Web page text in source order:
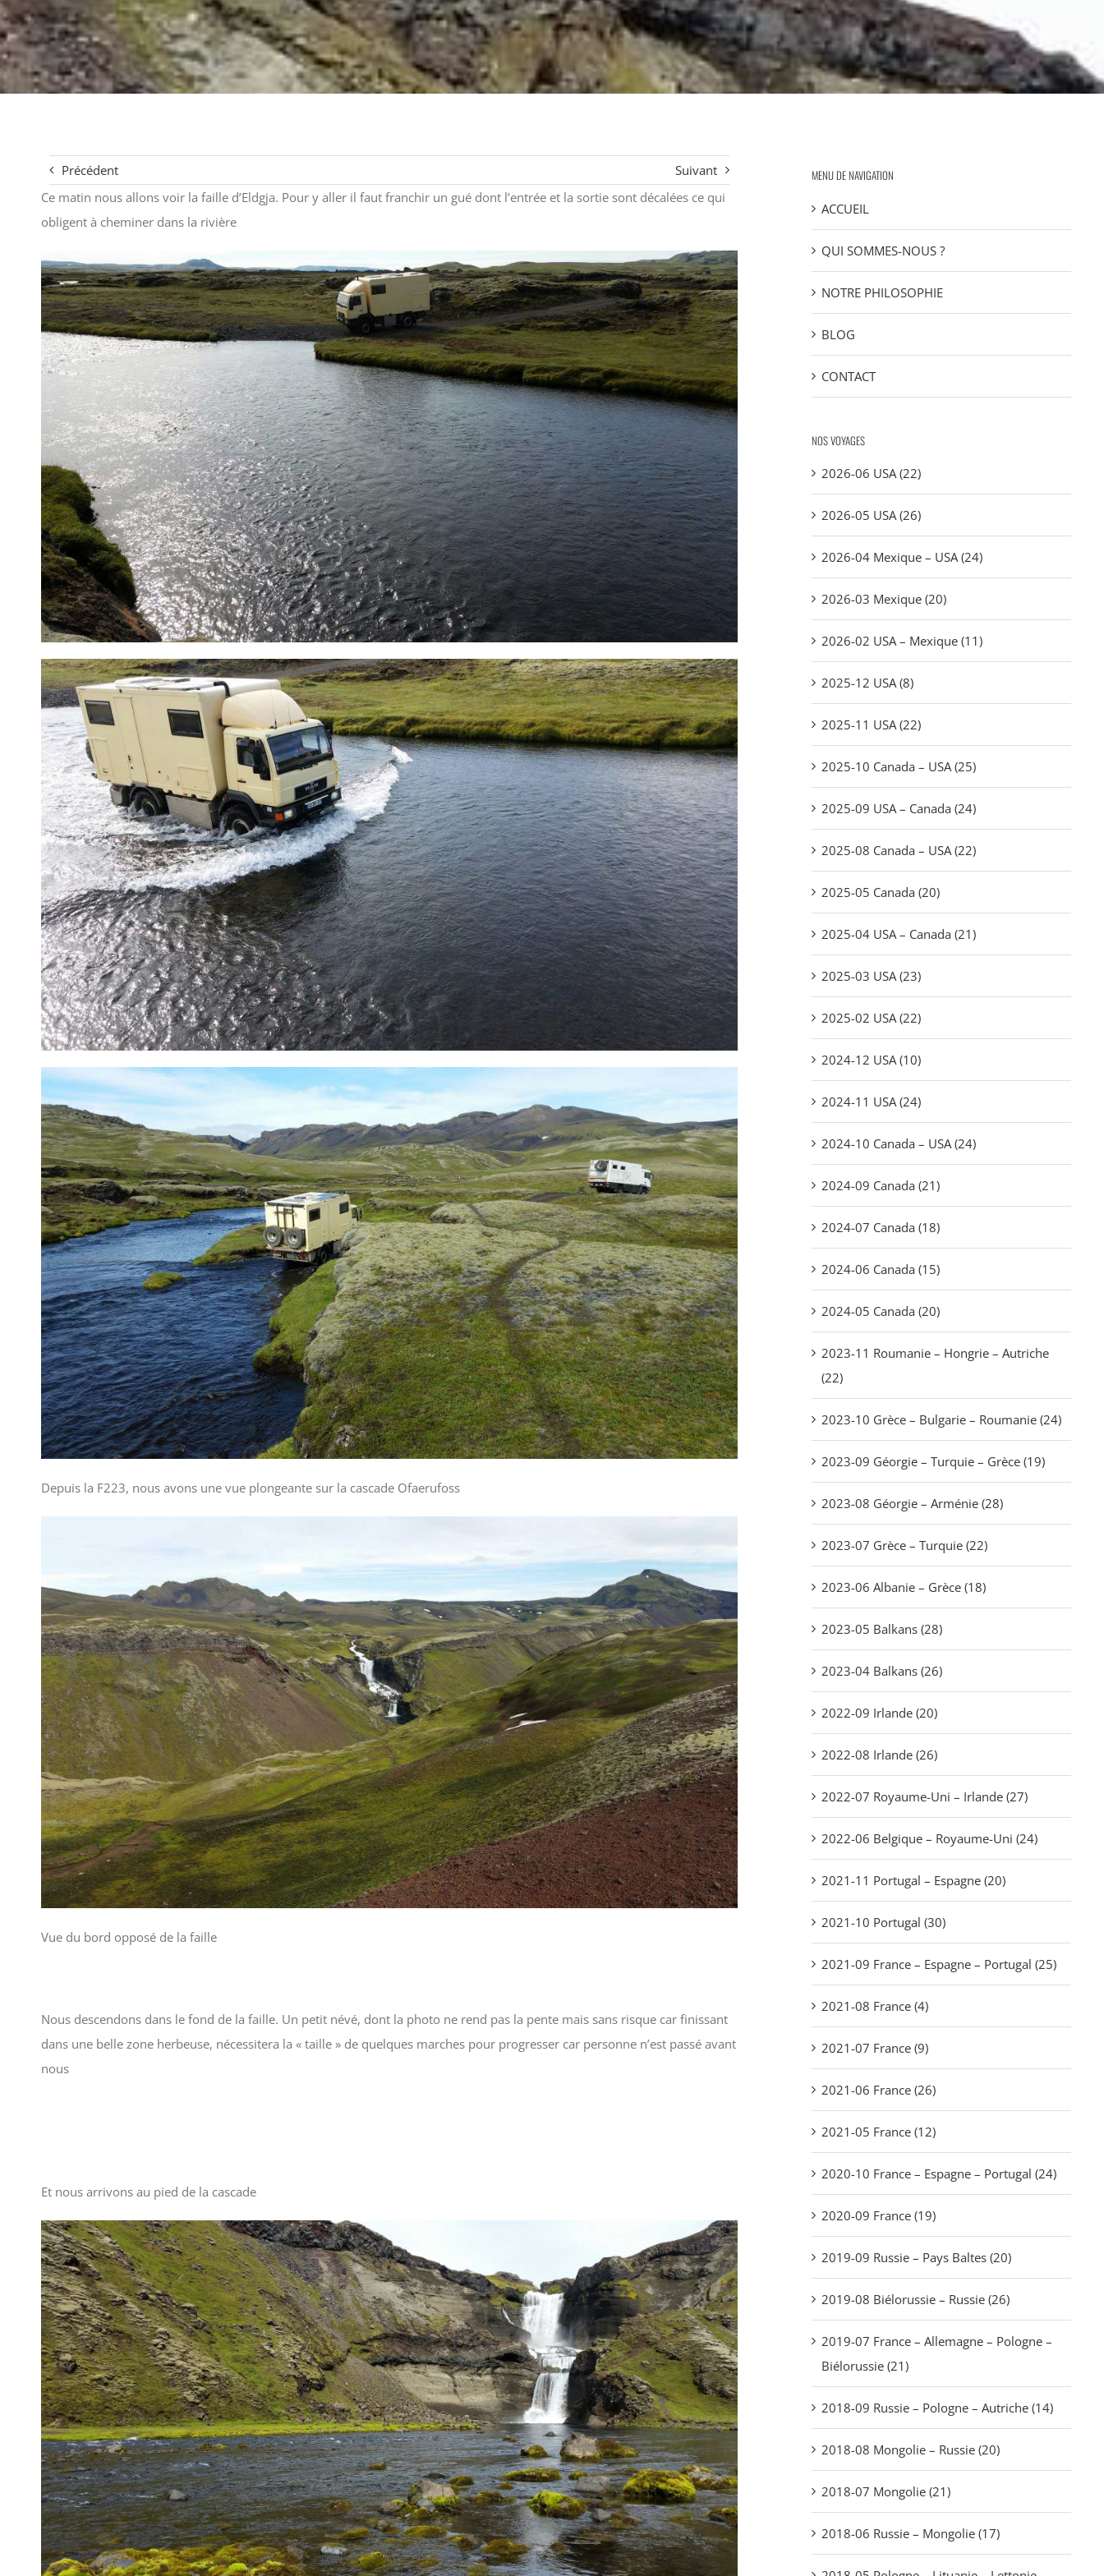
Précédent
Suivant
Ce matin nous allons voir la faille d’Eldgja. Pour y aller il faut franchir un gué dont l’entrée et la sortie sont décalées ce qui
obligent à cheminer dans la rivière
Depuis la F223, nous avons une vue plongeante sur la cascade Ofaerufoss
Vue du bord opposé de la faille
Nous descendons dans le fond de la faille. Un petit névé, dont la photo ne rend pas la pente mais sans risque car finissant
dans une belle zone herbeuse, nécessitera la « taille » de quelques marches pour progresser car personne n’est passé avant
nous
Et nous arrivons au pied de la cascade
MENU DE NAVIGATION
ACCUEIL
QUI SOMMES-NOUS ?
NOTRE PHILOSOPHIE
BLOG
CONTACT
NOS VOYAGES
2026-06 USA (22)
2026-05 USA (26)
2026-04 Mexique – USA (24)
2026-03 Mexique (20)
2026-02 USA – Mexique (11)
2025-12 USA (8)
2025-11 USA (22)
2025-10 Canada – USA (25)
2025-09 USA – Canada (24)
2025-08 Canada – USA (22)
2025-05 Canada (20)
2025-04 USA – Canada (21)
2025-03 USA (23)
2025-02 USA (22)
2024-12 USA (10)
2024-11 USA (24)
2024-10 Canada – USA (24)
2024-09 Canada (21)
2024-07 Canada (18)
2024-06 Canada (15)
2024-05 Canada (20)
2023-11 Roumanie – Hongrie – Autriche
(22)
2023-10 Grèce – Bulgarie – Roumanie (24)
2023-09 Géorgie – Turquie – Grèce (19)
2023-08 Géorgie – Arménie (28)
2023-07 Grèce – Turquie (22)
2023-06 Albanie – Grèce (18)
2023-05 Balkans (28)
2023-04 Balkans (26)
2022-09 Irlande (20)
2022-08 Irlande (26)
2022-07 Royaume-Uni – Irlande (27)
2022-06 Belgique – Royaume-Uni (24)
2021-11 Portugal – Espagne (20)
2021-10 Portugal (30)
2021-09 France – Espagne – Portugal (25)
2021-08 France (4)
2021-07 France (9)
2021-06 France (26)
2021-05 France (12)
2020-10 France – Espagne – Portugal (24)
2020-09 France (19)
2019-09 Russie – Pays Baltes (20)
2019-08 Biélorussie – Russie (26)
2019-07 France – Allemagne – Pologne –
Biélorussie (21)
2018-09 Russie – Pologne – Autriche (14)
2018-08 Mongolie – Russie (20)
2018-07 Mongolie (21)
2018-06 Russie – Mongolie (17)